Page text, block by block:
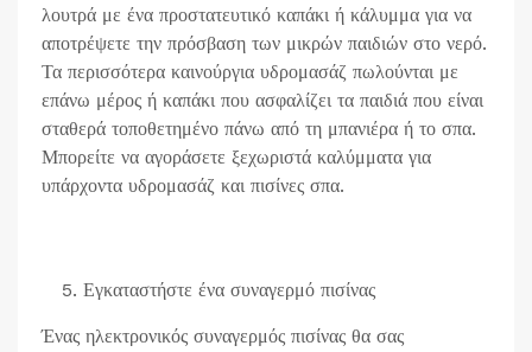
λουτρά με ένα προστατευτικό καπάκι ή κάλυμμα για να
αποτρέψετε την πρόσβαση των μικρών παιδιών στο νερό.
Τα περισσότερα καινούργια υδρομασάζ πωλούνται με
επάνω μέρος ή καπάκι που ασφαλίζει τα παιδιά που είναι
σταθερά τοποθετημένο πάνω από τη μπανιέρα ή το σπα.
Μπορείτε να αγοράσετε ξεχωριστά καλύμματα για
υπάρχοντα υδρομασάζ και πισίνες σπα.
Εγκαταστήστε ένα συναγερμό πισίνας
Ένας ηλεκτρονικός συναγερμός πισίνας θα σας